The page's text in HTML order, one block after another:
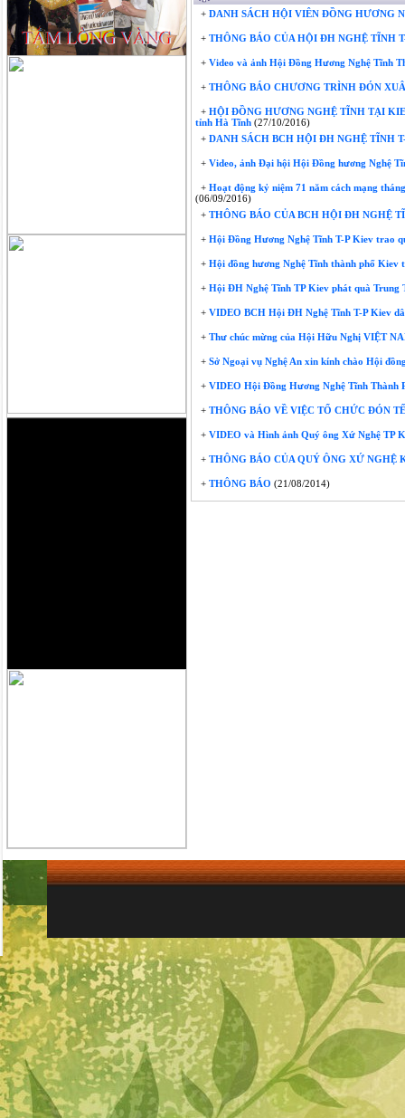
+ DANH SÁCH HỘI VIÊN ĐỒNG HƯƠNG
+ THÔNG BÁO CỦA HỘI ĐH NGHỆ TĨNH
+ Video và ảnh Hội Đồng Hương Nghệ Tĩnh
+ THÔNG BÁO CHƯƠNG TRÌNH ĐÓN
+ HỘI ĐỒNG HƯƠNG NGHỆ TĨNH TẠI
tỉnh Hà Tĩnh (27/10/2016)
+ DANH SÁCH BCH HỘI ĐH NGHỆ TĨNH
+ Video, ảnh Đại hội Hội Đồng hương Nghệ
+ Hoạt động kỷ niệm 71 năm cách mạng
(06/09/2016)
+ THÔNG BÁO CỦA BCH HỘI ĐH NGHỆ
+ Hội Đồng Hương Nghệ Tĩnh T-P Kiev trao
+ Hội đồng hương Nghệ Tĩnh thành phố Kiev
+ Hội ĐH Nghệ Tĩnh TP Kiev phát quà Trung
+ VIDEO BCH Hội ĐH Nghệ Tĩnh T-P Kiev
+ Thư chúc mừng của Hội Hữu Nghị VIỆT
+ Sở Ngoại vụ Nghệ An xin kính chào Hội
+ VIDEO Hội Đồng Hương Nghệ Tĩnh Thành
+ THÔNG BÁO VỀ VIỆC TỔ CHỨC ĐÓN
+ VIDEO và Hình ảnh Quý ông Xứ Nghệ TP
+ THÔNG BÁO CỦA QUÝ ÔNG XỨ NGHỆ
+ THÔNG BÁO (21/08/2014)